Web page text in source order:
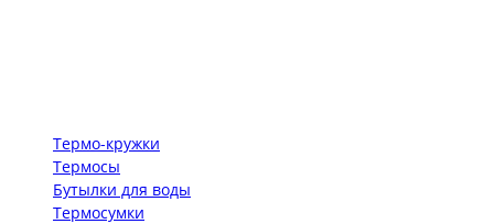
Термо-кружки
Термосы
Бутылки для воды
Термосумки